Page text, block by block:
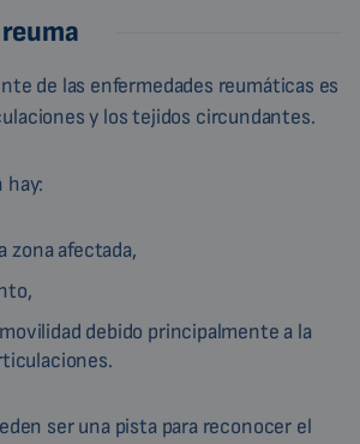
de las enfermedades reumáticas es
y los tejidos circundantes.
hay:
zona afectada,
debido principalmente a la
ser una pista para reconocer el